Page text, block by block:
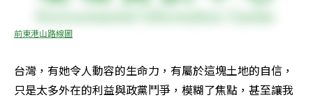
前東港山路線圖
台灣，有她令人動容的生命力，有屬於這塊土地的自信，
只是太多外在的利益與政黨鬥爭，模糊了焦點，甚至讓我